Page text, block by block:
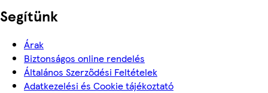
Segítünk
Árak
Biztonságos online rendelés
Általános Szerződési Feltételek
Adatkezelési és Cookie tájékoztató